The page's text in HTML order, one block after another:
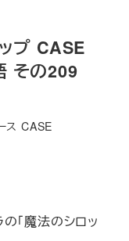
プ CASE
その209
ス CASE
「魔法のシロッ